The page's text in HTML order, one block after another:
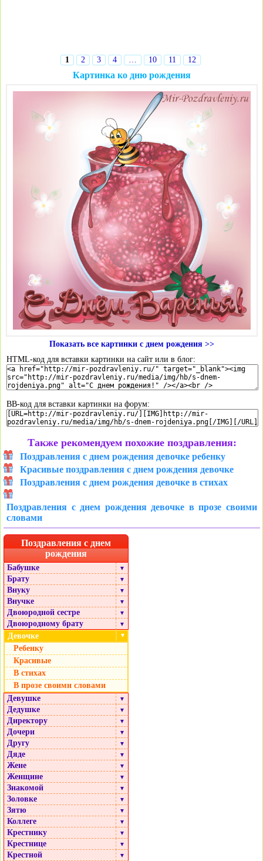
1 2 3 4 … 10 11 12
Картинка ко дню рождения
Показать все картинки с днем рождения >>
HTML-код для вставки картинки на сайт или в блог:
BB-код для вставки картинки на форум:
Также рекомендуем похожие поздравления:
Поздравления с днем рождения девочке ребенку
Красивые поздравления с днем рождения девочке
Поздравления с днем рождения девочке в стихах
Поздравления с днем рождения девочке в прозе своими
словами
Поздравления с днем
рождения
Бабушке ▼
Брату ▼
Внуку ▼
Внучке ▼
Двоюродной сестре ▼
Двоюродному брату ▼
Девочке ▼
Ребенку
Красивые
В стихах
В прозе своими словами
Девушке
▼
Дедушке ▼
Директору ▼
Дочери ▼
Другу ▼
Дяде ▼
Жене ▼
Женщине ▼
Знакомой ▼
Золовке ▼
Зятю ▼
Коллеге ▼
Крестнику ▼
Крестнице ▼
Крестной ▼